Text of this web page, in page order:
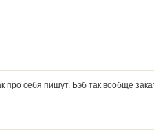
про себя пишут. Бэб так вообще